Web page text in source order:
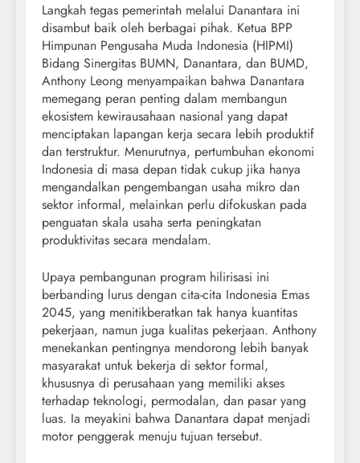
Langkah tegas pemerintah melalui Danantara ini
disambut baik oleh berbagai pihak. Ketua BPP
Himpunan Pengusaha Muda Indonesia (HIPMI)
Bidang Sinergitas BUMN, Danantara, dan BUMD,
Anthony Leong menyampaikan bahwa Danantara
memegang peran penting dalam membangun
ekosistem kewirausahaan nasional yang dapat
menciptakan lapangan kerja secara lebih produktif
dan terstruktur. Menurutnya, pertumbuhan ekonomi
Indonesia di masa depan tidak cukup jika hanya
mengandalkan pengembangan usaha mikro dan
sektor informal, melainkan perlu difokuskan pada
penguatan skala usaha serta peningkatan
produktivitas secara mendalam.
Upaya pembangunan program hilirisasi ini
berbanding lurus dengan cita-cita Indonesia Emas
2045, yang menitikberatkan tak hanya kuantitas
pekerjaan, namun juga kualitas pekerjaan. Anthony
menekankan pentingnya mendorong lebih banyak
masyarakat untuk bekerja di sektor formal,
khususnya di perusahaan yang memiliki akses
terhadap teknologi, permodalan, dan pasar yang
luas. Ia meyakini bahwa Danantara dapat menjadi
motor penggerak menuju tujuan tersebut.